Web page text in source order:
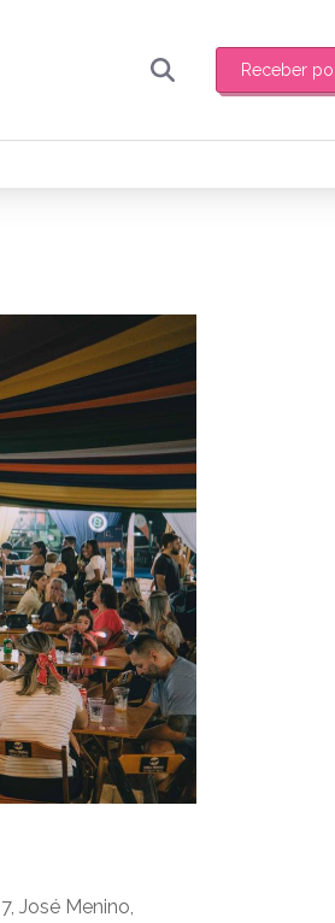
Receber
toda sexta-feira de manhã o
novidades
José Menino,